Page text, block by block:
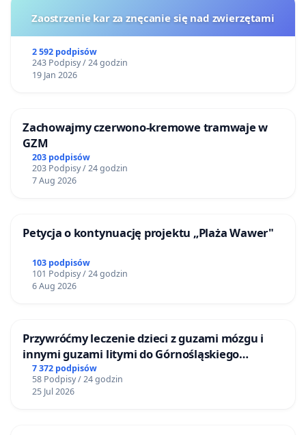
Zaostrzenie kar za znęcanie się nad zwierzętami
2 592 podpisów
243 Podpisy / 24 godzin
19 Jan 2026
Zachowajmy czerwono-kremowe tramwaje w
GZM
203 podpisów
203 Podpisy / 24 godzin
7 Aug 2026
Petycja o kontynuację projektu „Plaża Wawer"
103 podpisów
101 Podpisy / 24 godzin
6 Aug 2026
Przywróćmy leczenie dzieci z guzami mózgu i
innymi guzami litymi do Górnośląskiego
Centrum Zdrowia Dziecka w Katowicach
7 372 podpisów
58 Podpisy / 24 godzin
25 Jul 2026